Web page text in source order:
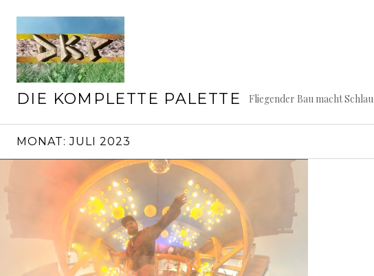
Inhalt
DIE KOMPLETTE PALETTE Fliegender Bau macht Schlau
MONAT:JULI 2023